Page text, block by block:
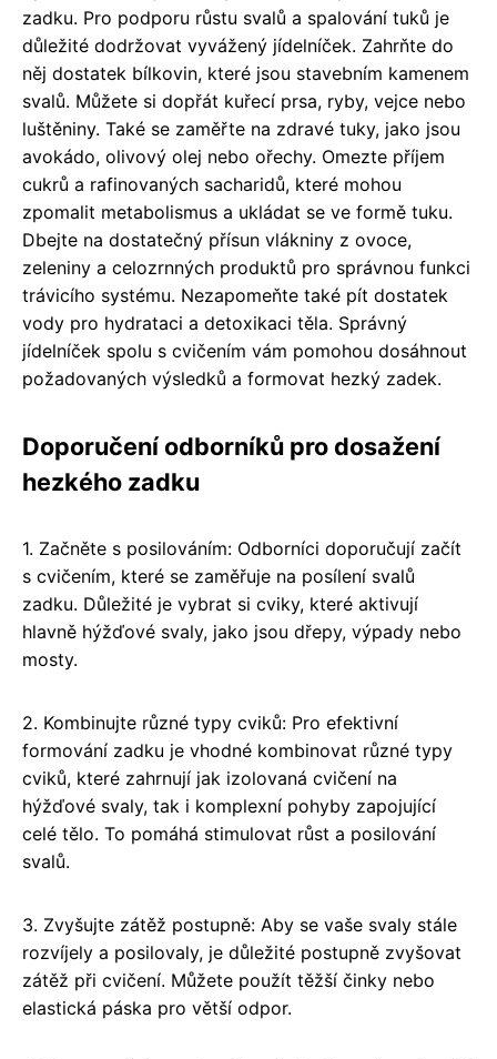
zadku. Pro podporu růstu svalů a spalování tuků je
důležité dodržovat vyvážený jídelníček. Zahrňte do
něj dostatek bílkovin, které jsou stavebním kamenem
svalů. Můžete si dopřát kuřecí prsa, ryby, vejce nebo
luštěniny. Také se zaměřte na zdravé tuky, jako jsou
avokádo, olivový olej nebo ořechy. Omezte příjem
cukrů a rafinovaných sacharidů, které mohou
zpomalit metabolismus a ukládat se ve formě tuku.
Dbejte na dostatečný přísun vlákniny z ovoce,
zeleniny a celozrnných produktů pro správnou funkci
trávicího systému. Nezapomeňte také pít dostatek
vody pro hydrataci a detoxikaci těla. Správný
jídelníček spolu s cvičením vám pomohou dosáhnout
požadovaných výsledků a formovat hezký zadek.
Doporučení odborníků pro dosažení
hezkého zadku
1. Začněte s posilováním: Odborníci doporučují začít
s cvičením, které se zaměřuje na posílení svalů
zadku. Důležité je vybrat si cviky, které aktivují
hlavně hýžďové svaly, jako jsou dřepy, výpady nebo
mosty.
2. Kombinujte různé typy cviků: Pro efektivní
formování zadku je vhodné kombinovat různé typy
cviků, které zahrnují jak izolovaná cvičení na
hýžďové svaly, tak i komplexní pohyby zapojující
celé tělo. To pomáhá stimulovat růst a posilování
svalů.
3. Zvyšujte zátěž postupně: Aby se vaše svaly stále
rozvíjely a posilovaly, je důležité postupně zvyšovat
zátěž při cvičení. Můžete použít těžší činky nebo
elastická páska pro větší odpor.